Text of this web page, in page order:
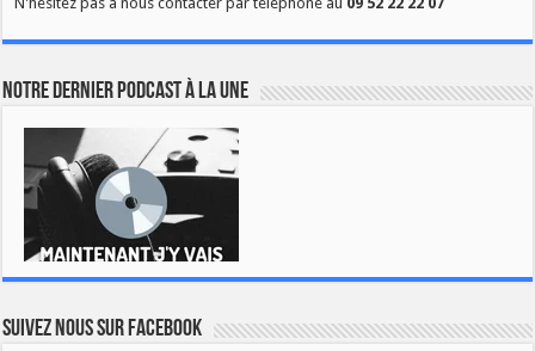
Notre dernier podcast à la une
Suivez nous sur Facebook